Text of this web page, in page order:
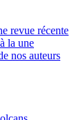
revue récente
la une
nos auteurs